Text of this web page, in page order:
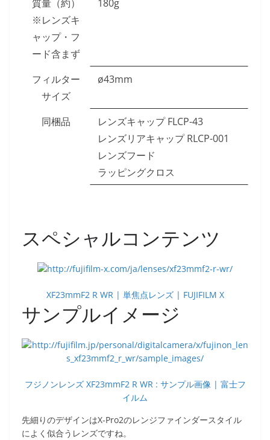
質量（約）
※レンズキ
ャップ・フ
ード含まず
180g
フィルター
サイズ
ø43mm
同梱品
レンズキャップ FLCP-43
レンズリアキャップ RLCP-001
レンズフード
ラッピングクロス
スペシャルコンテンツ
XF23mmF2 R WR | 単焦点レンズ | FUJIFILM X
サンプルイメージ
フジノンレンズ XF23mmF2 R WR : サンプル画像 | 富士フ
イルム
先細りのデザインはX-Pro2のレンジファインダースタイル
によく似合うレンズですね。